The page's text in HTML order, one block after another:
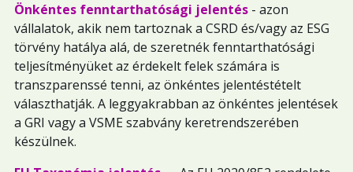
Önkéntes fenntarthatósági jelentés - azon
vállalatok, akik nem tartoznak a CSRD és/vagy az ESG
törvény hatálya alá, de szeretnék fenntarthatósági
teljesítményüket az érdekelt felek számára is
transzparenssé tenni, az önkéntes jelentéstételt
választhatják. A leggyakrabban az önkéntes jelentések
a GRI vagy a VSME szabvány keretrendszerében
készülnek.